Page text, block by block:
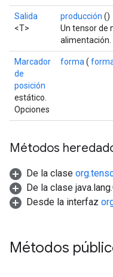
Salida
<T>
producción ()
Un tensor de
alimentación.
Marcador
de
posición
estático.
Opciones
forma (
Métodos
De la clase
De la clase
Desde la interfaz
Métodos